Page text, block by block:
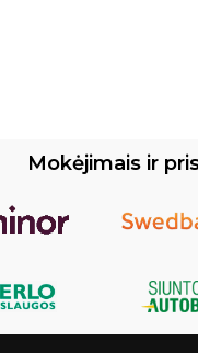
Mokėjimais ir